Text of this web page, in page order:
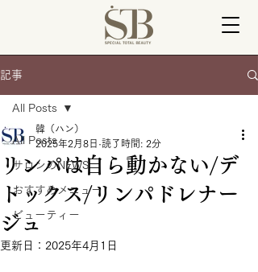
記事
All Posts
サロンのNEWS
おすすめメニュー
ビューティー
All Posts
リンパは自ら動かない/デ
トックス/リンパドレナー
ジュ
韓（ハン）
2025年2月8日 読了時間: 2分
更新日： 2025年4月1日